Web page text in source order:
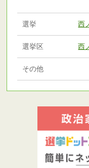
選挙 西
選挙区 西
その他